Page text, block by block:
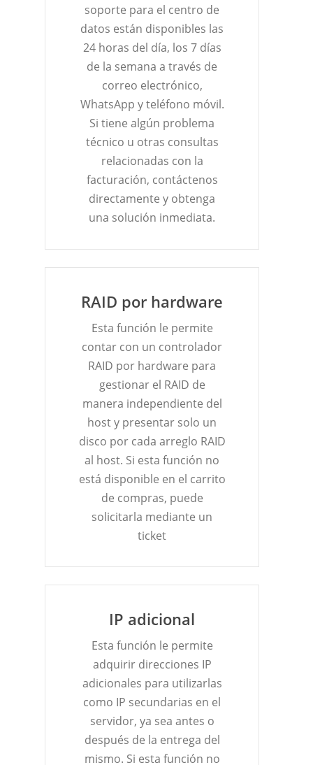
soporte para el centro de
datos están disponibles las
24 horas del día, los 7 días
de la semana a través de
correo electrónico,
WhatsApp y teléfono móvil.
Si tiene algún problema
técnico u otras consultas
relacionadas con la
facturación, contáctenos
directamente y obtenga
una solución inmediata.
RAID por hardware
Esta función le permite
contar con un controlador
RAID por hardware para
gestionar el RAID de
manera independiente del
host y presentar solo un
disco por cada arreglo RAID
al host. Si esta función no
está disponible en el carrito
de compras, puede
solicitarla mediante un
ticket
IP adicional
Esta función le permite
adquirir direcciones IP
adicionales para utilizarlas
como IP secundarias en el
servidor, ya sea antes o
después de la entrega del
mismo. Si esta función no